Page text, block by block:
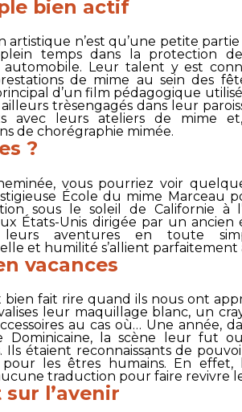
bien actif
artistique n’est qu’une petite
temps dans la protection
automobile. Leur talent y est
de mime au sein des
d’un film pédagogique
trèsengagés dans leur
avec leurs ateliers de mime
de chorégraphie mimée.
?
vous pourriez voir
École du mime Marceau
sous le soleil de Californie à
États-Unis dirigée par un
leurs aventures en toute
et humilité s’allient parfaitement
vacances
bien fait rire quand ils nous ont
leur maquillage blanc, un
au cas où… Une année,
Dominicaine, la scène leur fut
Ils étaient reconnaissants de
les êtres humains. En effet,
traduction pour faire revivre
l’avenir